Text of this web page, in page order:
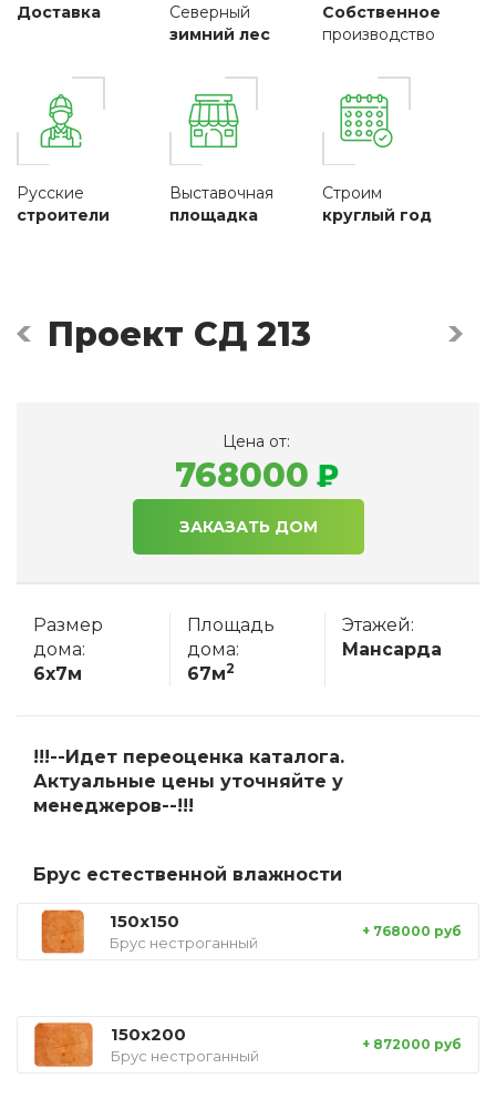
Доставка
Северный
зимний лес
Собственное
производство
Русские
строители
Выставочная
площадка
Строим
круглый год
Проект СД 213
Цена от:
768000
ЗАКАЗАТЬ ДОМ
Размер
дома:
6x7м
Площадь
дома:
67м2
Этажей:
Мансарда
!!!--Идет переоценка каталога.
Актуальные цены уточняйте у
менеджеров--!!!
Брус естественной влажности
150x150
Брус нестроганный
+ 768000 руб
150x200
Брус нестроганный
+ 872000 руб